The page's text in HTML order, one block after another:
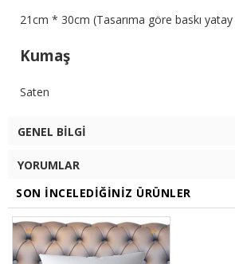
21cm * 30cm (Tasarıma göre baskı yatay
Kumaş
Saten
GENEL BILGI
YORUMLAR
SON İNCELEDIĞINIZ ÜRÜNLER